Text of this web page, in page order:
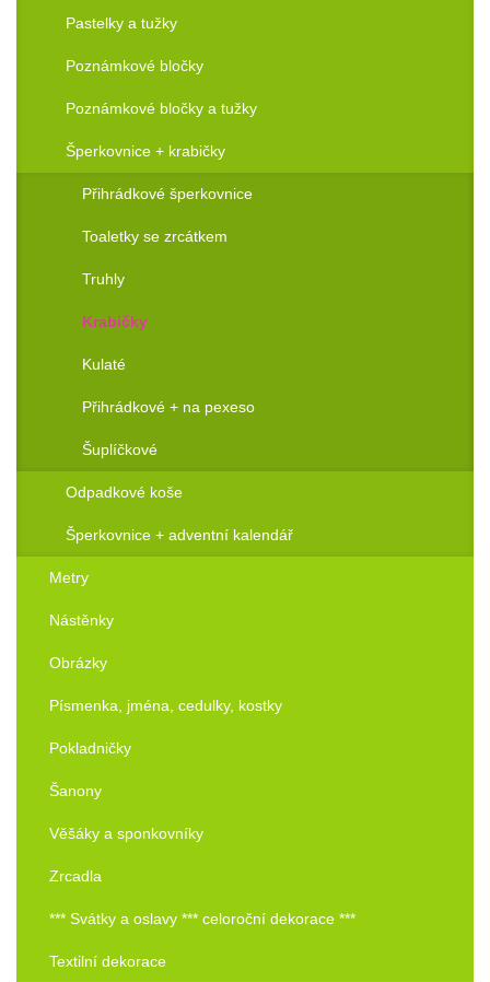
Pastelky a tužky
Poznámkové bločky
Poznámkové bločky a tužky
Šperkovnice + krabičky
Přihrádkové šperkovnice
Toaletky se zrcátkem
Truhly
Krabičky
Kulaté
Přihrádkové + na pexeso
Šuplíčkové
Odpadkové koše
Šperkovnice + adventní kalendář
Metry
Nástěnky
Obrázky
Písmenka, jména, cedulky, kostky
Pokladničky
Šanony
Věšáky a sponkovníky
Zrcadla
*** Svátky a oslavy *** celoroční dekorace ***
Textilní dekorace